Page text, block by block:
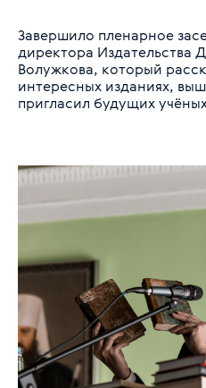
Завершило пленарное
директора Издательства
Волужкова, который
интересных изданиях,
пригласил будущих